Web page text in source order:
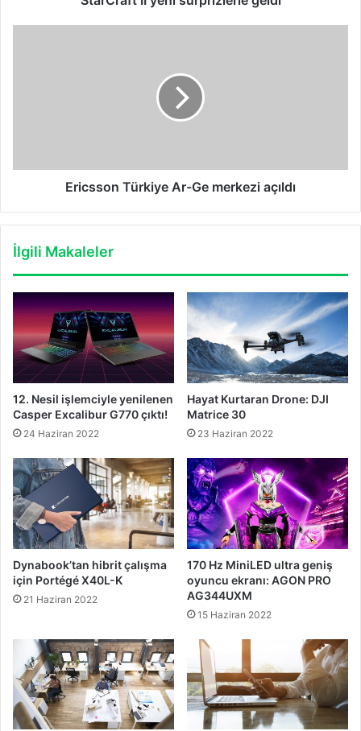
Ericsson Türkiye Ar-Ge merkezi açıldı
İlgili Makaleler
12. Nesil işlemciyle yenilenen
Casper Excalibur G770 çıktı!
24 Haziran 2022
Hayat Kurtaran Drone: DJI
Matrice 30
23 Haziran 2022
Dynabook’tan hibrit çalışma
için Portégé X40L-K
21 Haziran 2022
170 Hz MiniLED ultra geniş
oyuncu ekranı: AGON PRO
AG344UXM
15 Haziran 2022